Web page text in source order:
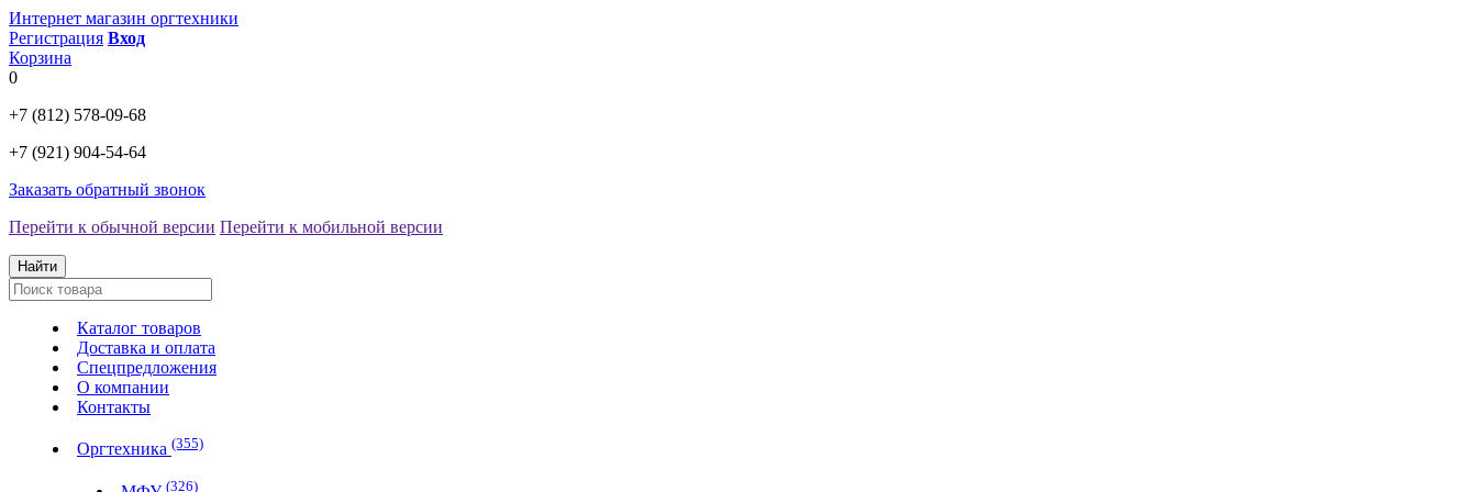
Интернет магазин оргтехники
Регистрация Вход
Корзина
0
+7 (812) 578-09-68
+7 (921) 904-54-64
Заказать обратный звонок
Перейти к обычной версии Перейти к мобильной версии
Найти
Каталог товаров
Доставка и оплата
Спецпредложения
О компании
Контакты
Оргтехника (355)
(326)